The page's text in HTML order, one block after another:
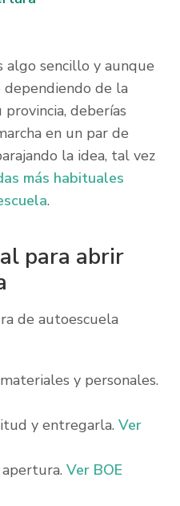
algo sencillo y aunque
de la
deberías
en un par de
la idea, tal vez
más habituales
.
para abrir
de autoescuela
y personales.
y entregarla.Ver
apertura.Ver BOE